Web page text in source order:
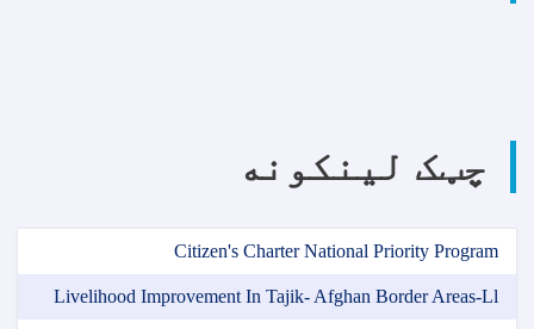
چټک لینکونه
Citizen's Charter National Priority Program
Livelihood Improvement In Tajik- Afghan Border Areas-Ll